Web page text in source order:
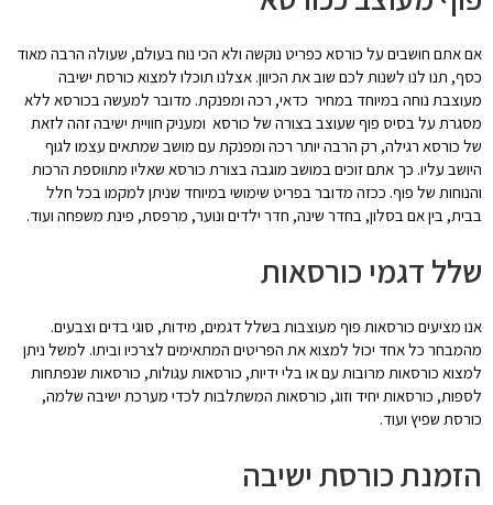
אם אתם חושבים על כורסא כפריט נוקשה ולא הכי נוח בעולם, שעולה הרבה מאוד
כסף, תנו לנו לשנות לכם שוב את הכיוון. אצלנו תוכלו למצוא כורסת ישיבה
מעוצבת נוחה במיוחד במחיר כדאי, רכה ומפנקת. מדובר למעשה בכורסא ללא
מסגרת על בסיס פוף שעוצב בצורה של כורסא ומעניק חוויית ישיבה זהה לזאת
של כורסא רגילה, רק הרבה יותר רכה ומפנקת עם מושב שמתאים עצמו לגוף
היושב עליו. כך אתם זוכים במושב מוגבה בצורת כורסא שאליו מתווספת הרכות
והנוחות של פוף. ככזה מדובר בפריט שימושי במיוחד שניתן למקמו בכל חלל
בבית, בין אם בסלון, בחדר שינה, חדר ילדים ונוער, מרפסת, פינת משפחה ועוד.
שלל דגמי כורסאות
אנו מציעים כורסאות פוף מעוצבות בשלל דגמים, מידות, סוגי בדים וצבעים.
מהמבחר כל אחד יכול למצוא את הפריטים המתאימים לצרכיו וביתו. למשל ניתן
למצוא כורסאות מרובות עם או בלי ידיות, כורסאות עגולות, כורסאות שנפתחות
לספות, כורסאות יחיד וזוג, כורסאות המשתלבות לכדי מערכת ישיבה שלמה,
כורסת שפיץ ועוד.
הזמנת כורסת ישיבה